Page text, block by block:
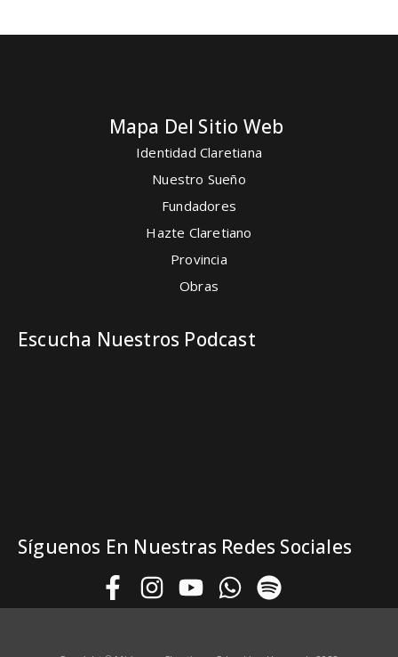
Mapa Del Sitio Web
Identidad Claretiana
Nuestro Sueño
Fundadores
Hazte Claretiano
Provincia
Obras
Escucha Nuestros Podcast
Síguenos En Nuestras Redes Sociales